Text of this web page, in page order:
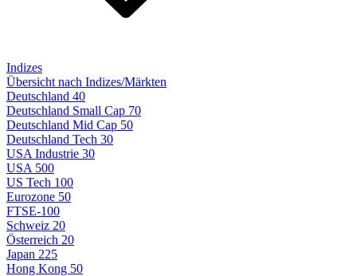
Indizes
Übersicht nach Indizes/Märkten
Deutschland 40
Deutschland Small Cap 70
Deutschland Mid Cap 50
Deutschland Tech 30
USA Industrie 30
USA 500
US Tech 100
Eurozone 50
FTSE-100
Schweiz 20
Österreich 20
Japan 225
Hong Kong 50